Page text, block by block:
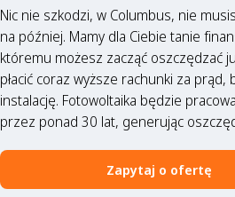
Nic nie szkodzi, w Columbus, nie
na później. Mamy dla Ciebie tanie
któremu możesz zacząć oszczędzać
płacić coraz wyższe rachunki za prąd,
instalację. Fotowoltaika będzie
przez ponad 30 lat, generując
Zapytaj o ofertę